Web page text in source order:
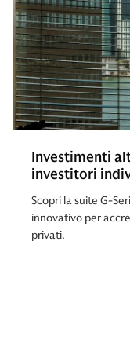
Investimenti
investitori
Scopri la suite G-
innovativo per
privati.